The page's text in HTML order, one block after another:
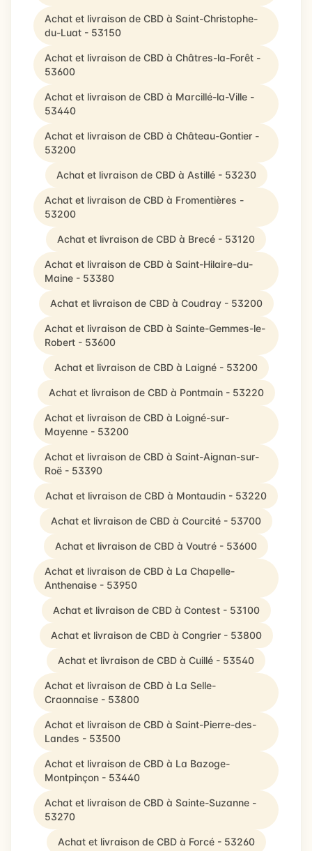
Achat et livraison de CBD à Saint-Christophe-
du-Luat - 53150
Achat et livraison de CBD à Châtres-la-Forêt -
53600
Achat et livraison de CBD à Marcillé-la-Ville -
53440
Achat et livraison de CBD à Château-Gontier -
53200
Achat et livraison de CBD à Astillé - 53230
Achat et livraison de CBD à Fromentières -
53200
Achat et livraison de CBD à Brecé - 53120
Achat et livraison de CBD à Saint-Hilaire-du-
Maine - 53380
Achat et livraison de CBD à Coudray - 53200
Achat et livraison de CBD à Sainte-Gemmes-le-
Robert - 53600
Achat et livraison de CBD à Laigné - 53200
Achat et livraison de CBD à Pontmain - 53220
Achat et livraison de CBD à Loigné-sur-
Mayenne - 53200
Achat et livraison de CBD à Saint-Aignan-sur-
Roë - 53390
Achat et livraison de CBD à Montaudin - 53220
Achat et livraison de CBD à Courcité - 53700
Achat et livraison de CBD à Voutré - 53600
Achat et livraison de CBD à La Chapelle-
Anthenaise - 53950
Achat et livraison de CBD à Contest - 53100
Achat et livraison de CBD à Congrier - 53800
Achat et livraison de CBD à Cuillé - 53540
Achat et livraison de CBD à La Selle-
Craonnaise - 53800
Achat et livraison de CBD à Saint-Pierre-des-
Landes - 53500
Achat et livraison de CBD à La Bazoge-
Montpinçon - 53440
Achat et livraison de CBD à Sainte-Suzanne -
53270
Achat et livraison de CBD à Forcé - 53260